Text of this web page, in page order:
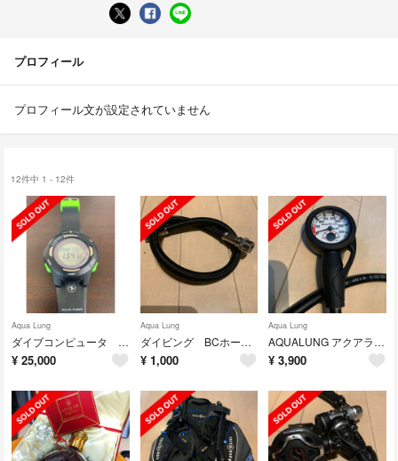
プロフィール
プロフィール文が設定されていません
12件中 1 - 12件
Aqua Lung
ダイブコンピュータ アクアラング カルム ソーラー
¥ 25,000
Aqua Lung
ダイビング BCホース インフレーター 中圧ホース 約54cm
¥ 1,000
Aqua Lung
AQUALUNG アクアラング シングルゲージ ダイビング
¥ 3,900